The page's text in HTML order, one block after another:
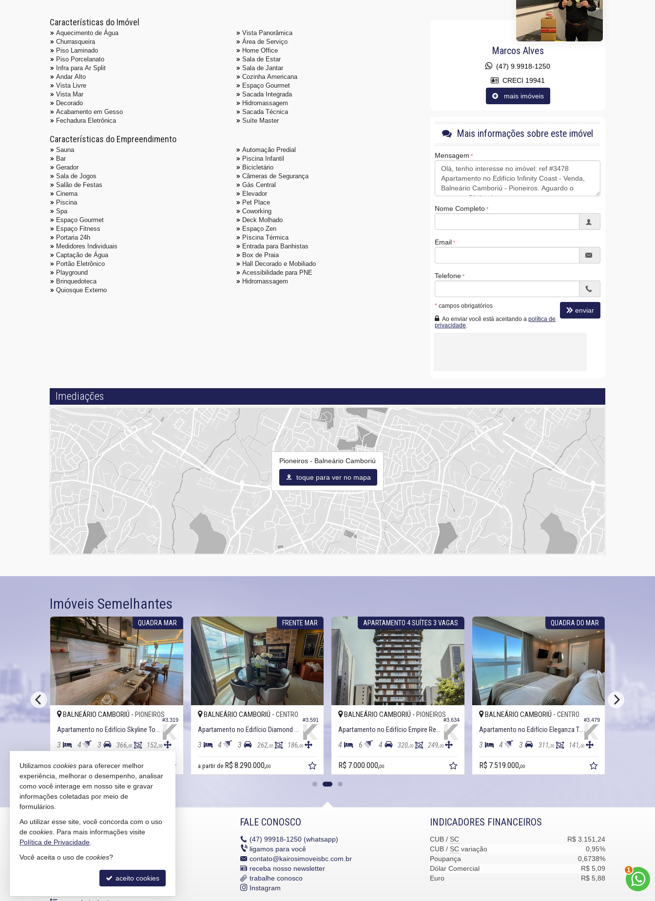
Características do Imóvel
Aquecimento de Água
Churrasqueira
Piso Laminado
Piso Porcelanato
Infra para Ar Split
Andar Alto
Vista Livre
Vista Mar
Decorado
Acabamento em Gesso
Fechadura Eletrônica
Vista Panorâmica
Área de Serviço
Home Office
Sala de Estar
Sala de Jantar
Cozinha Americana
Espaço Gourmet
Sacada Integrada
Hidromassagem
Sacada Técnica
Suíte Master
Características do Empreendimento
Sauna
Bar
Gerador
Sala de Jogos
Salão de Festas
Cinema
Piscina
Spa
Espaço Gourmet
Espaço Fitness
Portaria 24h
Medidores Individuais
Captação de Água
Portão Eletrônico
Playground
Brinquedoteca
Quiosque Externo
Automação Predial
Piscina Infantil
Bicicletário
Câmeras de Segurança
Gás Central
Elevador
Pet Place
Coworking
Deck Molhado
Espaço Zen
Pìscina Térmica
Entrada para Banhistas
Box de Praia
Hall Decorado e Mobiliado
Acessibilidade para PNE
Hidromassagem
Marcos Alves
(47) 9.9918-1250
CRECI 19941
mais imóveis
Mais informações sobre este imóvel
Mensagem
Nome Completo
Email
Telefone
* campos obrigatórios
Ao enviar você está aceitando a política de
privacidade
enviar
Imediações
Pioneiros - Balneário Camboriú
toque para ver no mapa
Imóveis Semelhantes
QUADRA MAR
#3.319
BALNEÁRIO CAMBORIÚ - PIONEIROS
Apartamento no Edifício Skyline Tower
3 4 3 366,00 152,00
R$ 6.500.000 R$ 5.900.000,00
FRENTE MAR
#3.591
BALNEÁRIO CAMBORIÚ - CENTRO
Apartamento no Edifício Diamond Hill
3 4 3 262,00 186,00
a partir de R$ 8.290.000,00
APARTAMENTO 4 SUÍTES 3 VAGAS
#3.634
BALNEÁRIO CAMBORIÚ - PIONEIROS
Apartamento no Edifício Empire Residence
4 6 4 320,00 249,00
R$ 7.000.000,00
QUADRA DO MAR
#3.479
BALNEÁRIO CAMBORIÚ - CENTRO
Apartamento no Edifício Eleganza Tower
3 4 3 311,00 141,00
R$ 7.519.000,00
KAIRÓS IMÓVEIS
Rua 1121, 100
Balneário Camboriú /
mapa google
indicadores financeiros
FALE CONOSCO
(47) 99918-1250 (whatsapp)
ligamos para você
contato@kairosimoveisbc.com.br
receba nosso newsletter
trabalhe conosco
Instagram
INDICADORES FINANCEIROS
CUB / SC
R$ 3.151,24
CUB / SC variação
0,95%
Poupança
0,6738%
Dólar Comercial
R$ 5,09
Euro
R$ 5,88
Utilizamos cookies para oferecer melhor
experiência, melhorar o desempenho, analisar
como você interage em nosso site e gravar
informações coletadas por meio de
formulários.
Ao utilizar esse site, você concorda com o uso
de cookies . Para mais informações visite
Política de Privacidade
Você aceita o uso de cookies?
aceito cookies